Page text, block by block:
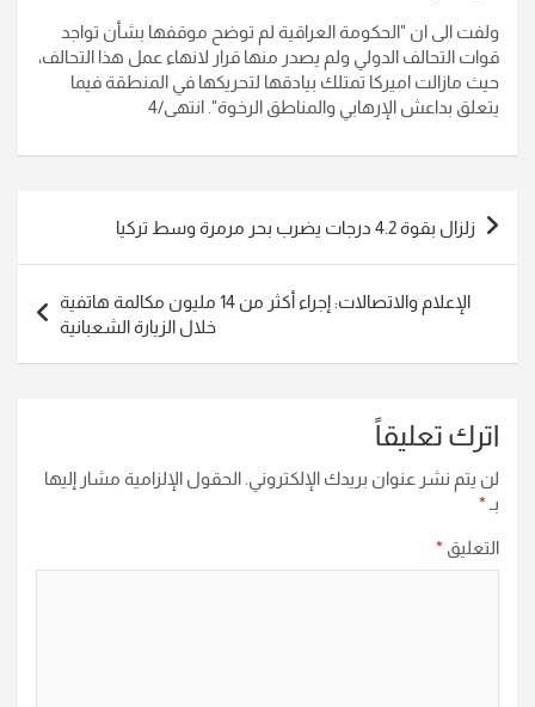
ولفت الى ان "الحكومة العراقية لم توضح موقفها بشأن تواجد
قوات التحالف الدولي ولم يصدر منها قرار لانهاء عمل هذا التحالف،
حيث مازالت اميركا تمتلك بيادقها لتحريكها في المنطقة فيما
يتعلق بداعش الإرهابي والمناطق الرخوة". انتهى/4
تصفّح
المقالات
زلزال بقوة 4.2 درجات يضرب بحر مرمرة وسط تركيا
الإعلام والاتصالات: إجراء أكثر من 14 مليون مكالمة هاتفية
خلال الزيارة الشعبانية
اترك تعليقاً
لن يتم نشر عنوان بريدك الإلكتروني. الحقول الإلزامية مشار إليها
بـ *
التعليق *